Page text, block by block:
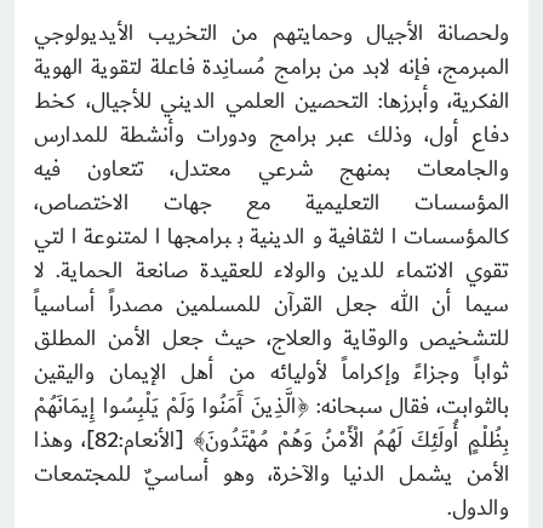
ولحصانة الأجيال وحمايتهم من التخريب الأيديولوجي
المبرمج، فإنه لابد من برامج مُسانِدة فاعلة لتقوية الهوية
الفكرية، وأبرزها: التحصين العلمي الديني للأجيال، كخط
دفاع أول، وذلك عبر برامج ودورات وأنشطة للمدارس
والجامعات بمنهج شرعي معتدل، تتعاون فيه
المؤسسات التعليمية مع جهات الاختصاص،
كالمؤسسات الثقافية والدينية ببرامجها المتنوعة التي
تقوي الانتماء للدين والولاء للعقيدة صانعة الحماية. لا
سيما أن الله جعل القرآن للمسلمين مصدراً أساسياً
للتشخيص والوقاية والعلاج، حيث جعل الأمن المطلق
ثواباً وجزاءً وإكراماً لأوليائه من أهل الإيمان واليقين
بالثوابت، فقال سبحانه: ﴿الَّذِينَ آَمَنُوا وَلَمْ يَلْبِسُوا إِيمَانَهُمْ
بِظُلْمٍ أُولَئِكَ لَهُمُ الْأَمْنُ وَهُمْ مُهْتَدُونَ﴾ [الأنعام:82]، وهذا
الأمن يشمل الدنيا والآخرة، وهو أساسيٌ للمجتمعات
والدول.